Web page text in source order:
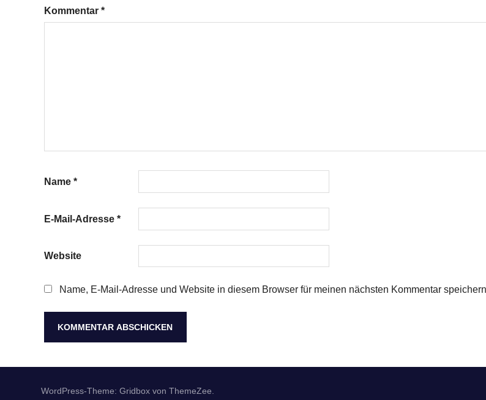
Kommentar *
Name *
E-Mail-Adresse *
Website
Name, E-Mail-Adresse und Website in diesem Browser für meinen nächsten Kommentar
WordPress-Theme: Gridbox von ThemeZee.